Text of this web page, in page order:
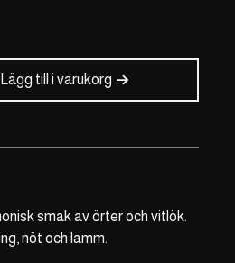
Lägg till i varukorg
smak av örter och vitlök.
nöt och lamm.